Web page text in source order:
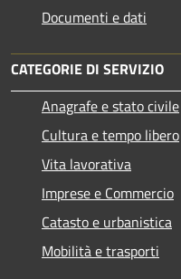
Documenti e dati
CATEGORIE DI SERVIZIO
Anagrafe e stato civile
Cultura e tempo libero
Vita lavorativa
Imprese e Commercio
Catasto e urbanistica
Mobilità e trasporti